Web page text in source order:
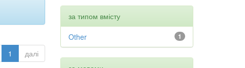
1 далі
за типом вмісту
1
Other